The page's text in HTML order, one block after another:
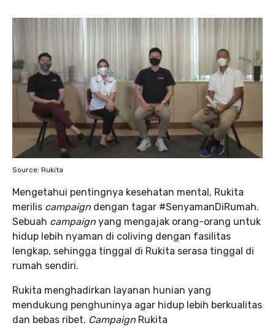
Source: Rukita
Mengetahui pentingnya kesehatan mental, Rukita
merilis campaign dengan tagar #SenyamanDiRumah.
Sebuah campaign yang mengajak orang-orang untuk
hidup lebih nyaman di coliving dengan fasilitas
lengkap, sehingga tinggal di Rukita serasa tinggal di
rumah sendiri.
Rukita menghadirkan layanan hunian yang
mendukung penghuninya agar hidup lebih berkualitas
dan bebas ribet. Campaign Rukita